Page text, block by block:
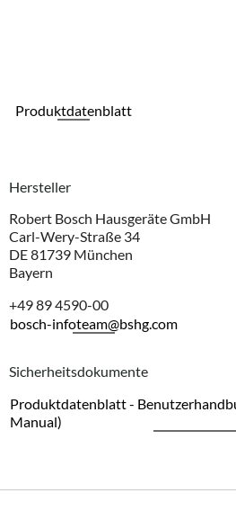
Produktdatenblatt
Hersteller
Robert Bosch Hausgeräte GmbH
Carl-Wery-Straße 34
DE 81739 München
Bayern
+49 89 4590-00
bosch-infoteam@bshg.com
Sicherheitsdokumente
Produktdatenblatt -
Manual)